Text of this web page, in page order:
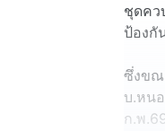
ชุดคว
ป้องกั
ซึ่งขณ
บ.หน
ก.พ